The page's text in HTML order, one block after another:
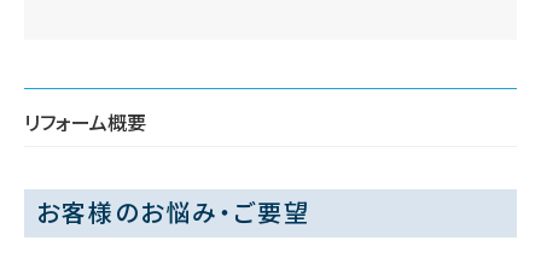
リフォーム概要
お客様のお悩み・ご要望